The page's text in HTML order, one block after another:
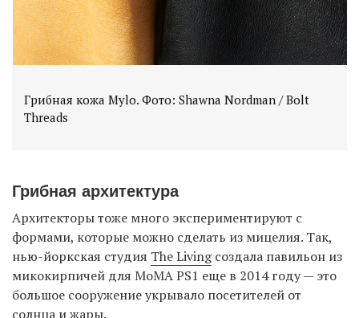
Грибная кожа Mylo. Фото: Shawna Nordman / Bolt
Threads
Грибная архитектура
Архитекторы тоже много экспериментируют с
формами, которые можно сделать из мицелия. Так,
нью-йоркская студия The Livingсоздала павильон из
микокирпичей для MoMA PS1 еще в 2014 году — это
большое сооружение укрывало посетителей от
солнца и жары.